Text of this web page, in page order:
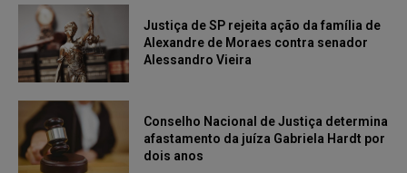
Justiça de SP rejeita ação da família de
Alexandre de Moraes contra senador
Alessandro Vieira
Conselho Nacional de Justiça determina
afastamento da juíza Gabriela Hardt por
dois anos